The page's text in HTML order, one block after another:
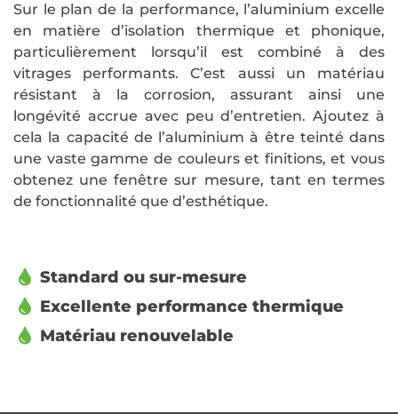
Sur le plan de la performance, l’aluminium excelle
en matière d’isolation thermique et phonique,
particulièrement lorsqu’il est combiné à des
vitrages performants. C’est aussi un matériau
résistant à la corrosion, assurant ainsi une
longévité accrue avec peu d’entretien. Ajoutez à
cela la capacité de l’aluminium à être teinté dans
une vaste gamme de couleurs et finitions, et vous
obtenez une fenêtre sur mesure, tant en termes
de fonctionnalité que d’esthétique.
Standard ou sur-mesure
Excellente performance thermique
Matériau renouvelable